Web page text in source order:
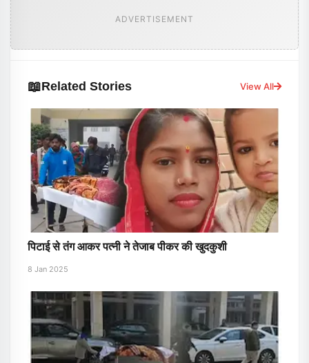
ADVERTISEMENT
📖Related Stories View All
पिटाई से तंग आकर पत्नी ने तेजाब पीकर की खुदकुशी
8 Jan 2025